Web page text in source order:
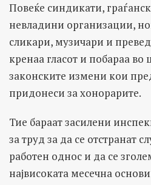
Повеќе синдикати,
невладини организации,
сликари, музичари и
кренаа гласот и побараа во
законските измени кои
придонеси за хонорарите.
Тие бараат засилени
за труд за да се отстранат
работен однос и да се
највисоката месечна